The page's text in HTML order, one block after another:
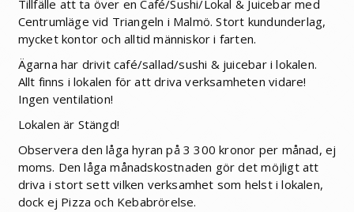
Tillfälle att ta över en Café/Sushi/Lokal & Juicebar med
Centrumläge vid Triangeln i Malmö. Stort kundunderlag,
mycket kontor och alltid människor i farten.
Ägarna har drivit café/sallad/sushi & juicebar i lokalen.
Allt finns i lokalen för att driva verksamheten vidare!
Ingen ventilation!
Lokalen är Stängd!
Observera den låga hyran på 3 300 kronor per månad, ej
moms. Den låga månadskostnaden gör det möjligt att
driva i stort sett vilken verksamhet som helst i lokalen,
dock ej Pizza och Kebabrörelse.